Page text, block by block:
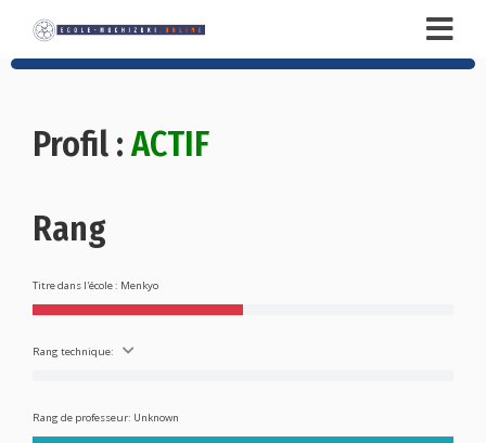
Profil : ACTIF
Rang
Titre dans l'école : Menkyo
Rang technique:
Rang de professeur: Unknown